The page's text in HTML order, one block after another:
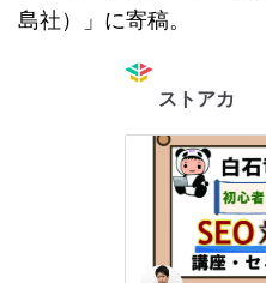
島社）」に寄稿。
ストアカ